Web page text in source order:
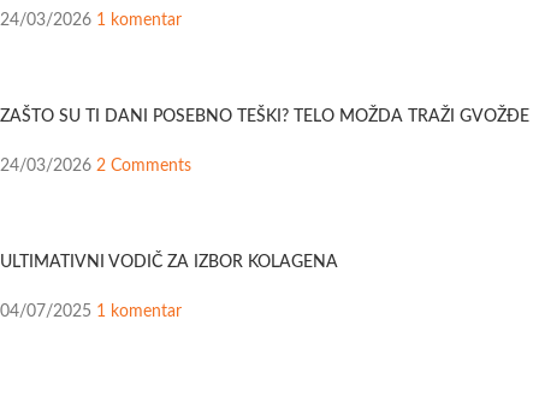
24/03/2026 1 komentar
ZAŠTO SU TI DANI POSEBNO TEŠKI? TELO MOŽDA TRAŽI GVOŽĐE
24/03/2026 2 Comments
ULTIMATIVNI VODIČ ZA IZBOR KOLAGENA
04/07/2025 1 komentar